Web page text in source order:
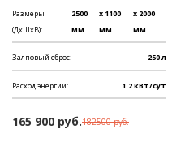
Размеры
(ДхШхВ):
2500
мм
x 1100
мм
x 2000
мм
Залповый сброс: 250 л
Расход энергии: 1.2 кВт/сут
165 900 руб.182500 руб.